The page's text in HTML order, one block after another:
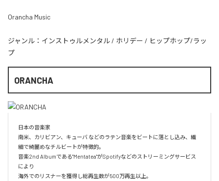
Orancha Music
ジャンル： インストゥルメンタル / ホリデー / ヒップホップ/ラッ
プ
ORANCHA
日本の音楽家
南米、カリビアン、キューバ などのラテン音楽をビートに落とし込み、繊
細で綺麗めなチルビートが特徴的。
音楽2nd Albumである"Mentatea"がSpotifyなどのストリーミングサービス
により
海外でのリスナーを獲得し総再生数が500万再生以上。